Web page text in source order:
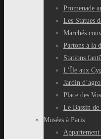
Promenade
Les Statues
Marchés
Partons à la
Stations
L’Île aux
Jardin
Place des
Le Bassin
Musées à Paris